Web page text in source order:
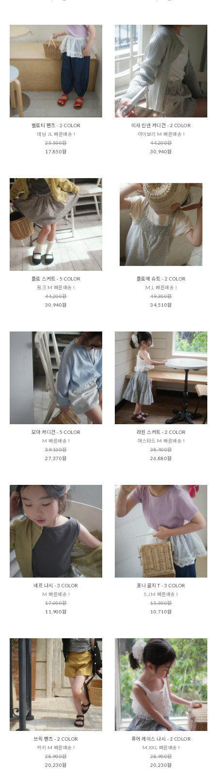
벨로티 팬츠 - 2 COLOR
데님 JL 빠른배송 !
25,500원
17,850원
미샤 린넨 카디건 - 2 COLOR
아이보리 M 빠른배송 !
44,200원
30,940원
플로 스커트 - 5 COLOR
핑크 M 빠른배송 !
44,200원
30,940원
플로에 슈트 - 2 COLOR
M,L 빠른배송 !
49,300원
34,510원
모아 카디건 - 5 COLOR
M 빠른배송 !
39,100원
27,370원
라핀 스커트 - 2 COLOR
머스타드 M 빠른배송 !
38,400원
26,880원
네르 나시 - 3 COLOR
M 빠른배송 !
17,000원
11,900원
포니 골지 T - 3 COLOR
S,JM 빠른배송 !
15,300원
10,710원
브릭 팬츠 - 2 COLOR
카키 M 빠른배송 !
28,900원
20,230원
퓨어 레이스 나시 - 2 COLOR
M,XXL 빠른배송 !
28,900원
20,230원